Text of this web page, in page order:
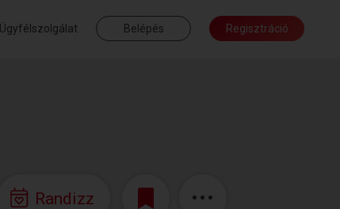
Ügyfélszolgálat Belépés Regisztráció
Randizz